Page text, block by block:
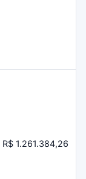
R$ 1.261.384,26